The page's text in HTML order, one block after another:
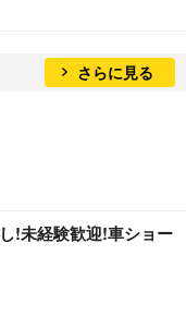
さらに見る
!未経験歓迎!車ショー